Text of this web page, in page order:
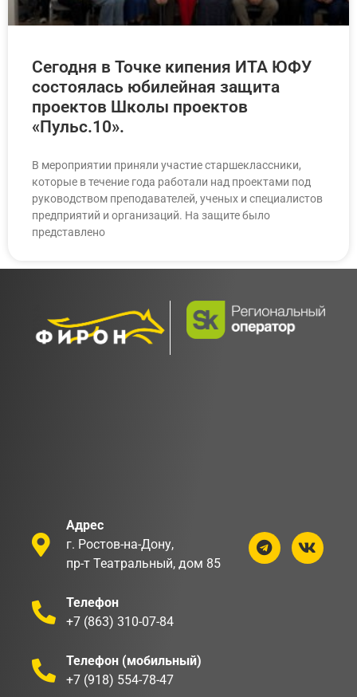
Сегодня в Точке кипения ИТА ЮФУ
состоялась юбилейная защита
проектов Школы проектов
«Пульс.10».
В мероприятии приняли участие старшеклассники,
которые в течение года работали над проектами под
руководством преподавателей, ученых и специалистов
предприятий и организаций. На защите было
представлено
Адрес
г. Ростов-на-Дону,
пр-т Театральный, дом 85
Телефон
+7 (863) 310-07-84
Телефон (мобильный)
+7 (918) 554-78-47